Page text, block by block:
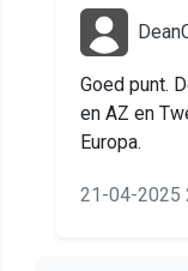
Goed punt.
en AZ en
Europa.
21-04-2025